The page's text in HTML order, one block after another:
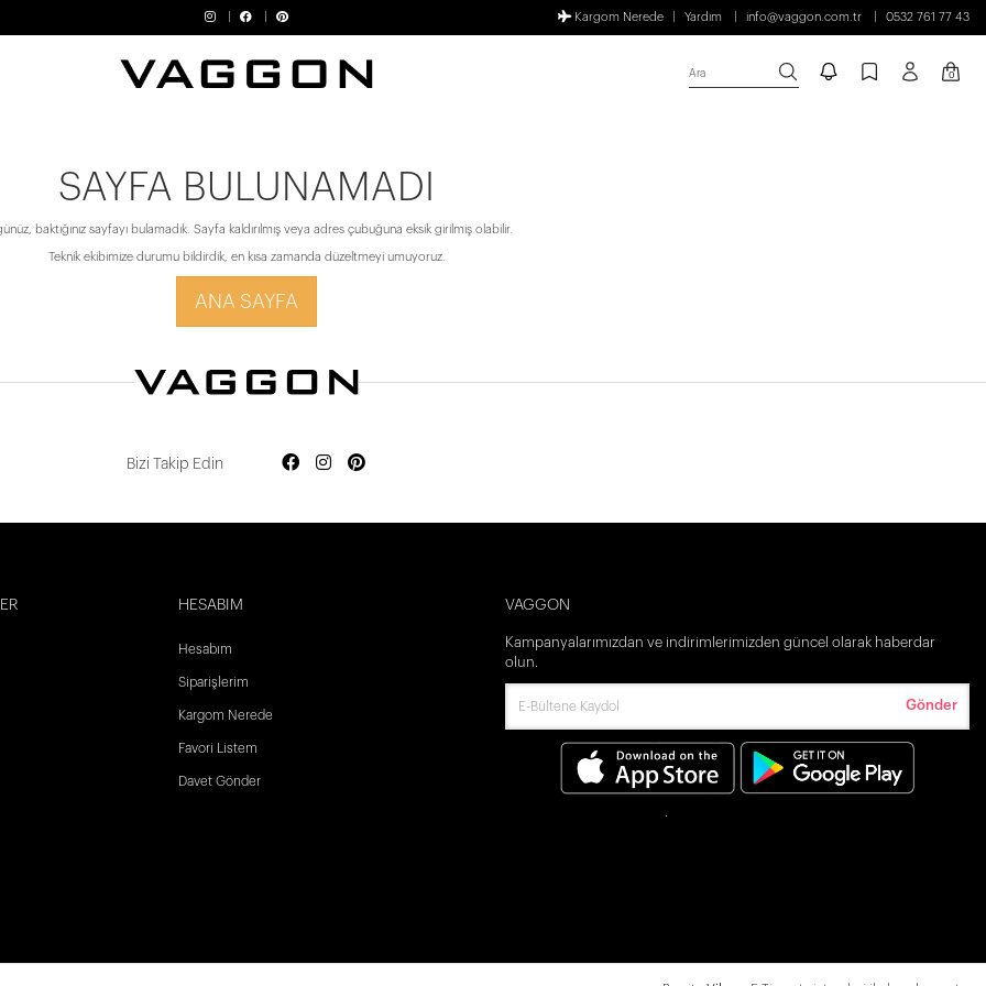
Kargom Nerede Yardım info@vaggon.com.tr 0532 761 77 43
Ara 0
SAYFA BULUNAMADI
baktığınız sayfayı bulamadık. Sayfa kaldırılmış veya adres çubuğuna eksik girilmiş olabilir.
Teknik ekibimize durumu bildirdik, en kısa zamanda düzeltmeyi umuyoruz.
ANA SAYFA
Bizi Takip Edin
HESABIM
Hesabım
Siparişlerim
Kargom Nerede
Favori Listem
Davet Gönder
VAGGON
Kampanyalarımızdan ve indirimlerimizden güncel olarak haberdar
olun.
Gönder